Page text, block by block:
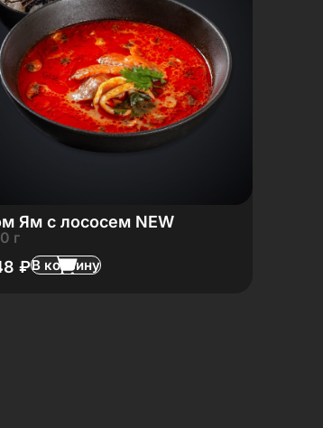
Ям с лососем NEW
г
₽В корзину